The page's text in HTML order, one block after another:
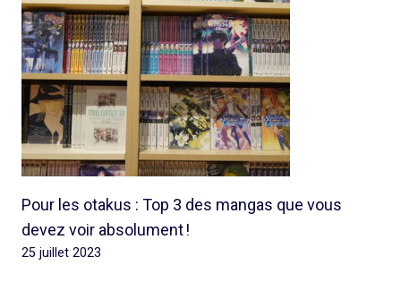
Pour les otakus : Top 3 des mangas que vous
devez voir absolument !
25 juillet 2023